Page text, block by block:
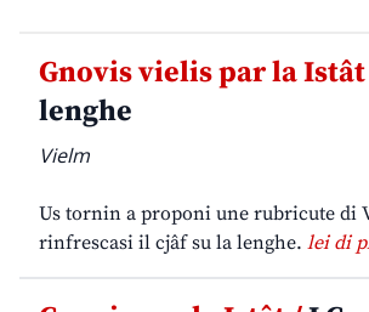
Gnovis vielis par la
lenghe
Vielm
Us tornin a proponi une rubricute di
rinfrescasi il cjâf su la lenghe. lei di